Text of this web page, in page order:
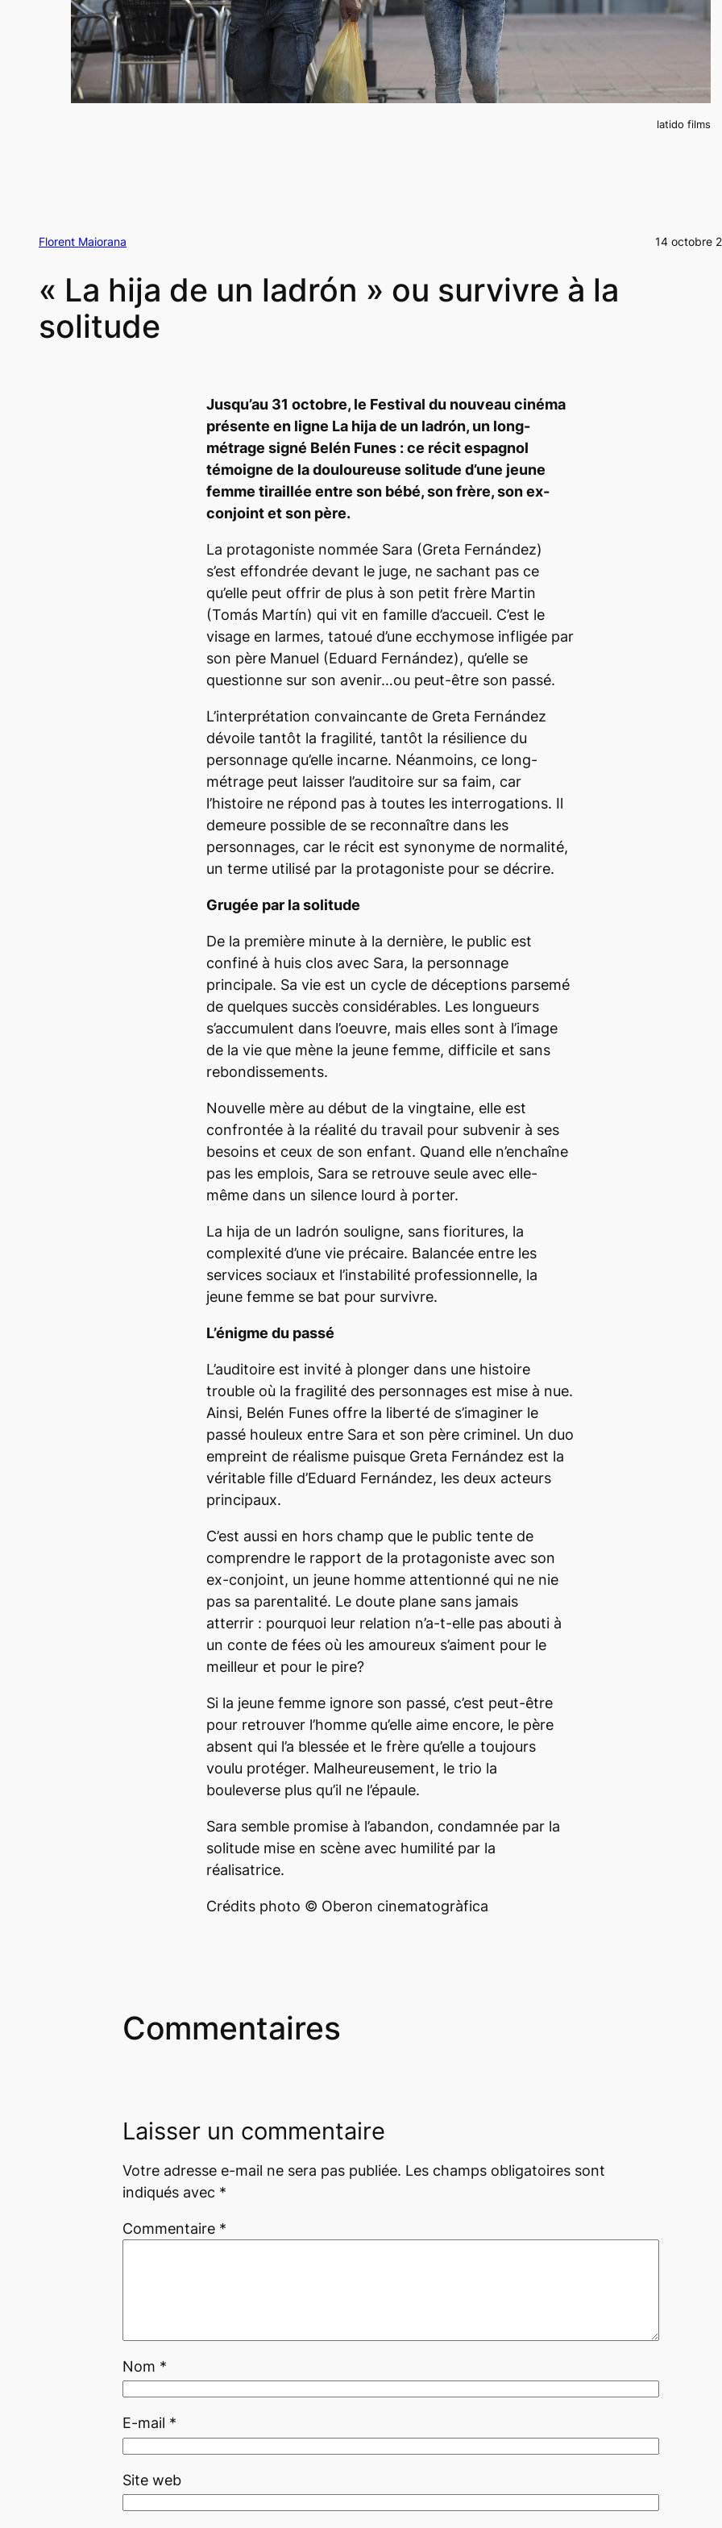
latido films
Florent Maiorana 14 octobre
« La hija de un ladrón » ou survivre à la
solitude
Jusqu’au 31 octobre, le Festival du nouveau cinéma
présente en ligne La hija de un ladrón, un long-
métrage signé Belén Funes : ce récit espagnol
témoigne de la douloureuse solitude d’une jeune
femme tiraillée entre son bébé, son frère, son ex-
conjoint et son père.
La protagoniste nommée Sara (Greta Fernández)
s’est effondrée devant le juge, ne sachant pas ce
qu’elle peut offrir de plus à son petit frère Martin
(Tomás Martín) qui vit en famille d’accueil. C’est le
visage en larmes, tatoué d’une ecchymose infligée par
son père Manuel (Eduard Fernández), qu’elle se
questionne sur son avenir…ou peut-être son passé.
L’interprétation convaincante de Greta Fernández
dévoile tantôt la fragilité, tantôt la résilience du
personnage qu’elle incarne. Néanmoins, ce long-
métrage peut laisser l’auditoire sur sa faim, car
l’histoire ne répond pas à toutes les interrogations. Il
demeure possible de se reconnaître dans les
personnages, car le récit est synonyme de normalité,
un terme utilisé par la protagoniste pour se décrire.
Grugée par la solitude
De la première minute à la dernière, le public est
confiné à huis clos avec Sara, la personnage
principale. Sa vie est un cycle de déceptions parsemé
de quelques succès considérables. Les longueurs
s’accumulent dans l’oeuvre, mais elles sont à l’image
de la vie que mène la jeune femme, difficile et sans
rebondissements.
Nouvelle mère au début de la vingtaine, elle est
confrontée à la réalité du travail pour subvenir à ses
besoins et ceux de son enfant. Quand elle n’enchaîne
pas les emplois, Sara se retrouve seule avec elle-
même dans un silence lourd à porter.
La hija de un ladrón souligne, sans fioritures, la
complexité d’une vie précaire. Balancée entre les
services sociaux et l’instabilité professionnelle, la
jeune femme se bat pour survivre.
L’énigme du passé
L’auditoire est invité à plonger dans une histoire
trouble où la fragilité des personnages est mise à nue.
Ainsi, Belén Funes offre la liberté de s’imaginer le
passé houleux entre Sara et son père criminel. Un duo
empreint de réalisme puisque Greta Fernández est la
véritable fille d’Eduard Fernández, les deux acteurs
principaux.
C’est aussi en hors champ que le public tente de
comprendre le rapport de la protagoniste avec son
ex-conjoint, un jeune homme attentionné qui ne nie
pas sa parentalité. Le doute plane sans jamais
atterrir : pourquoi leur relation n’a-t-elle pas abouti à
un conte de fées où les amoureux s’aiment pour le
meilleur et pour le pire?
Si la jeune femme ignore son passé, c’est peut-être
pour retrouver l’homme qu’elle aime encore, le père
absent qui l’a blessée et le frère qu’elle a toujours
voulu protéger. Malheureusement, le trio la
bouleverse plus qu’il ne l’épaule.
Sara semble promise à l’abandon, condamnée par la
solitude mise en scène avec humilité par la
réalisatrice.
Crédits photo © Oberon cinematogràfica
Commentaires
Laisser un commentaire
Votre adresse e-mail ne sera pas publiée. Les champs obligatoires sont
indiqués avec *
Commentaire *
Nom *
E-mail *
Site web